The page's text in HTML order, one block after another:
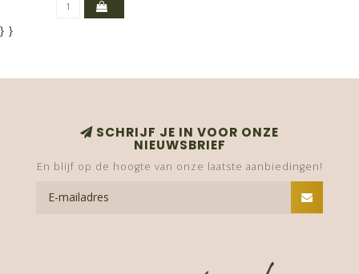
} }
SCHRIJF JE IN VOOR ONZE
NIEUWSBRIEF
En blijf op de hoogte van onze laatste aanbiedingen!